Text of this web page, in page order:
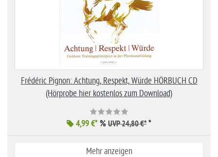
Frédéric Pignon: Achtung, Respekt, Würde HÖRBUCH CD
(Hörprobe hier kostenlos zum Download)
4,99 €*% UVP 24,80 €* *
Mehr anzeigen